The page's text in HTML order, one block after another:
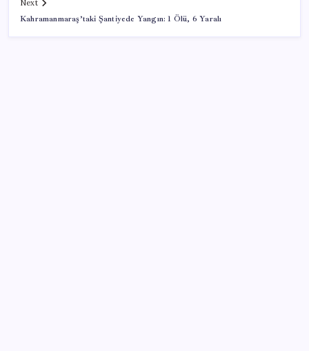
Next
Kahramanmaraş’taki Şantiyede Yangın: 1 Ölü, 6 Yaralı